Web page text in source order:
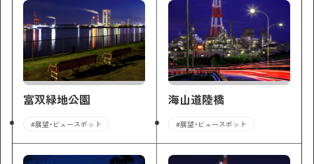
富双緑地公園
#展望・ビュースポット
海山道陸橋
#展望・ビュースポット